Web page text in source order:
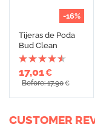
-16%
Tijeras de Poda
Bud Clean
17,01€
Before: 17,90€
CUSTOMER